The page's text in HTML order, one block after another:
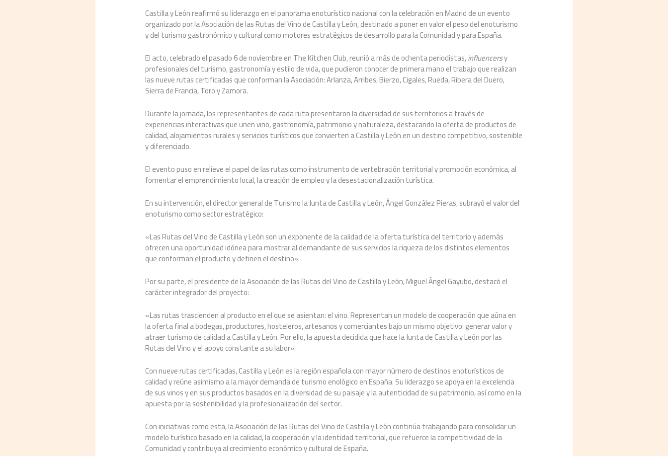
Castilla y León reafirmó su liderazgo en el panorama enoturístico nacional con la celebración en Madrid de un evento
organizado por la Asociación de las Rutas del Vino de Castilla y León, destinado a poner en valor el peso del enoturismo
y del turismo gastronómico y cultural como motores estratégicos de desarrollo para la Comunidad y para España.
El acto, celebrado el pasado 6 de noviembre en The Kitchen Club, reunió a más de ochenta periodistas,influencersy
profesionales del turismo, gastronomía y estilo de vida, que pudieron conocer de primera mano el trabajo que realizan
las nueve rutas certificadas que conforman la Asociación: Arlanza, Arribes, Bierzo, Cigales, Rueda, Ribera del Duero,
Sierra de Francia, Toro y Zamora.
Durante la jornada, los representantes de cada ruta presentaron la diversidad de sus territorios a través de
experiencias interactivas que unen vino, gastronomía, patrimonio y naturaleza, destacando la oferta de productos de
calidad, alojamientos rurales y servicios turísticos que convierten a Castilla y León en un destino competitivo, sostenible
y diferenciado.
El evento puso en relieve el papel de las rutas como instrumento de vertebración territorial y promoción económica, al
fomentar el emprendimiento local, la creación de empleo y la desestacionalización turística.
En su intervención, el director general de Turismo la Junta de Castilla y León, Ángel González Pieras, subrayó el valor del
enoturismo como sector estratégico:
«Las Rutas del Vino de Castilla y León son un exponente de la calidad de la oferta turística del territorio y además
ofrecen una oportunidad idónea para mostrar al demandante de sus servicios la riqueza de los distintos elementos
que conforman el producto y definen el destino».
Por su parte, el presidente de la Asociación de las Rutas del Vino de Castilla y León, Miguel Ángel Gayubo, destacó el
carácter integrador del proyecto:
«Las rutas trascienden al producto en el que se asientan: el vino. Representan un modelo de cooperación que aúna en
la oferta final a bodegas, productores, hosteleros, artesanos y comerciantes bajo un mismo objetivo: generar valor y
atraer turismo de calidad a Castilla y León. Por ello, la apuesta decidida que hace la Junta de Castilla y León por las
Rutas del Vino y el apoyo constante a su labor».
Con nueve rutas certificadas, Castilla y León es la región española con mayor número de destinos enoturísticos de
calidad y reúne asimismo a la mayor demanda de turismo enológico en España. Su liderazgo se apoya en la excelencia
de sus vinos y en sus productos basados en la diversidad de su paisaje y la autenticidad de su patrimonio, así como en la
apuesta por la sostenibilidad y la profesionalización del sector.
Con iniciativas como esta, la Asociación de las Rutas del Vino de Castilla y León continúa trabajando para consolidar un
modelo turístico basado en la calidad, la cooperación y la identidad territorial, que refuerce la competitividad de la
Comunidad y contribuya al crecimiento económico y cultural de España.